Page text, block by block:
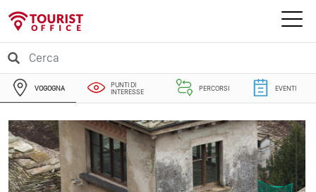
VOGOGNA
PUNTI DI
INTERESSE
PERCORSI EVENTI